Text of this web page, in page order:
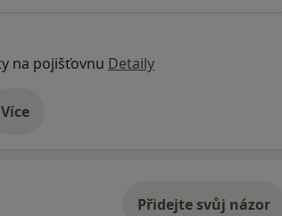
na pojišťovnu Detaily
Víceo adrese
Přidejte svůj názor